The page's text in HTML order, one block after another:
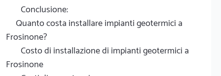
Conclusione:
Quanto costa installare impianti geotermici a
Frosinone?
Costo di installazione di impianti geotermici a
Frosinone